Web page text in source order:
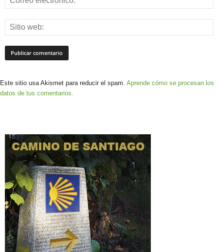
Este sitio usa Akismet para reducir el spam. Aprende cómo se procesan los
datos de tus comentarios.